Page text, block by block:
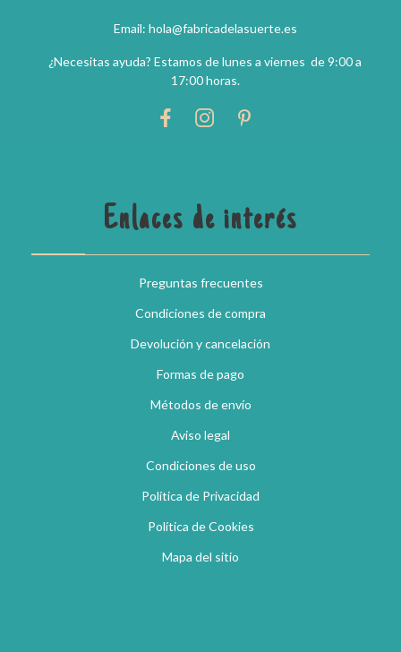
Email: hola@fabricadelasuerte.es
¿Necesitas ayuda? Estamos de lunes a viernes de 9:00 a
17:00 horas.
Enlaces de interés
Preguntas frecuentes
Condiciones de compra
Devolución y cancelación
Formas de pago
Métodos de envío
Aviso legal
Condiciones de uso
Política de Privacidad
Política de Cookies
Mapa del sitio